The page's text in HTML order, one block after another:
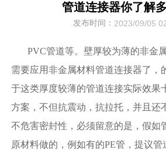
管道连接器你了解
发布时间： 2023/09/05
PVC管道等。壁厚较为薄的非金
需要应用非金属材料管道连接器了，
于这类厚度较薄的管道连接实际效果
方案，不但抗震动，抗拉托，并且还
不危害密封性，必须留意的是，假如
原材料做的，例如有的PE管，提议